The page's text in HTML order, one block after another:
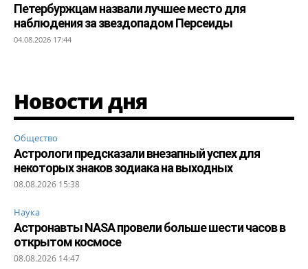
Петербуржцам назвали лучшее место для
наблюдения за звездопадом Персеиды
04.08.2026 17:44
Новости дня
Общество
Астрологи предсказали внезапный успех для
некоторых знаков зодиака на выходных
08.08.2026 15:38
Наука
Астронавты NASA провели больше шести часов в
открытом космосе
08.08.2026 14:47